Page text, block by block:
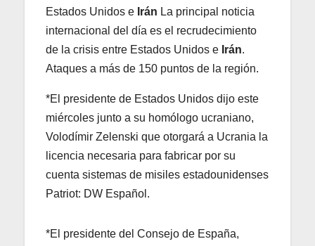
Estados Unidos e Irán La principal noticia
internacional del día es el recrudecimiento
de la crisis entre Estados Unidos e Irán.
Ataques a más de 150 puntos de la región.
*El presidente de Estados Unidos dijo este
miércoles junto a su homólogo ucraniano,
Volodímir Zelenski que otorgará a Ucrania la
licencia necesaria para fabricar por su
cuenta sistemas de misiles estadounidenses
Patriot: DW Español.
*El presidente del Consejo de España,